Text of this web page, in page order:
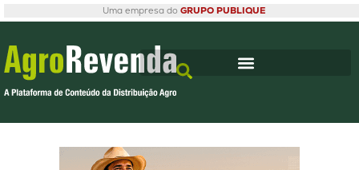
Uma empresa do GRUPO PUBLIQUE